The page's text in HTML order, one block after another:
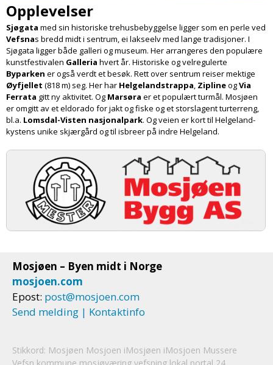
Opplevelser
Sjøgata med sin historiske trehus­bebyggelse ligger som en perle ved
Vefsnas bredd midt i sentrum, ei lakseelv med lange tradisjoner. I
Sjøgata ligger både galleri og museum. Her arrangeres den populære
kunstfestivalen Galleria hvert år. Historiske og velregulerte
Byparken er også verdt et besøk. Rett over sentrum reiser mektige
Øyfjellet (818 m) seg. Her har Helgelands­trappa, ZiplineogVia
Ferrata gitt ny aktivitet. Og Marsøra er et populært turmål. Mosjøen
er omgitt av et eldorado for jakt og fiske og et stor­slagent turterreng,
bl.a. Lomsdal-Visten nasjonal­park. Og veien er kort til Helgeland­
kystens unike skjær­gård og til isbreer på indre Helgeland.
Mosjøen – Byen midt i Norge
mosjoen.com
Epost: post@mosjoen.com
Send melding | Kontaktinfo
Stikkord: Mosjøen Mosjoen iMosjøen iMosjoen Mussere
Vefsn kommune mosjøværing vefsning lokal portal 24